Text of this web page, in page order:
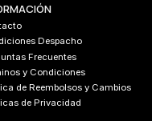
Despacho
Frecuentes
y Condiciones
de Reembolsos y Cambios
de Privacidad